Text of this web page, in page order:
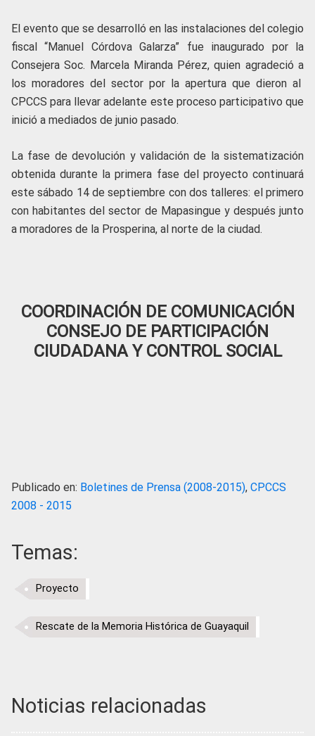
El evento que se desarrolló en las instalaciones del colegio
fiscal “Manuel Córdova Galarza” fue inaugurado por la
Consejera Soc. Marcela Miranda Pérez, quien agradeció a
los moradores del sector por la apertura que dieron al
CPCCS para llevar adelante este proceso participativo que
inició a mediados de junio pasado.
La fase de devolución y validación de la sistematización
obtenida durante la primera fase del proyecto continuará
este sábado 14 de septiembre con dos talleres: el primero
con habitantes del sector de Mapasingue y después junto
a moradores de la Prosperina, al norte de la ciudad.
COORDINACIÓN DE COMUNICACIÓN
CONSEJO DE PARTICIPACIÓN
CIUDADANA Y CONTROL SOCIAL
Publicado en: Boletines de Prensa (2008-2015), CPCCS
2008 - 2015
Temas:
Proyecto
Rescate de la Memoria Histórica de Guayaquil
Noticias relacionadas